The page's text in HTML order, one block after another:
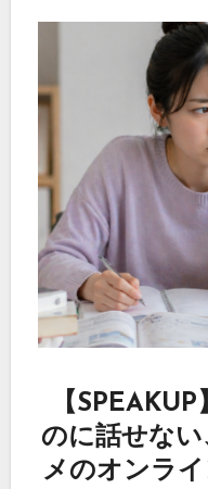
【
のに話せな
メのオンラ